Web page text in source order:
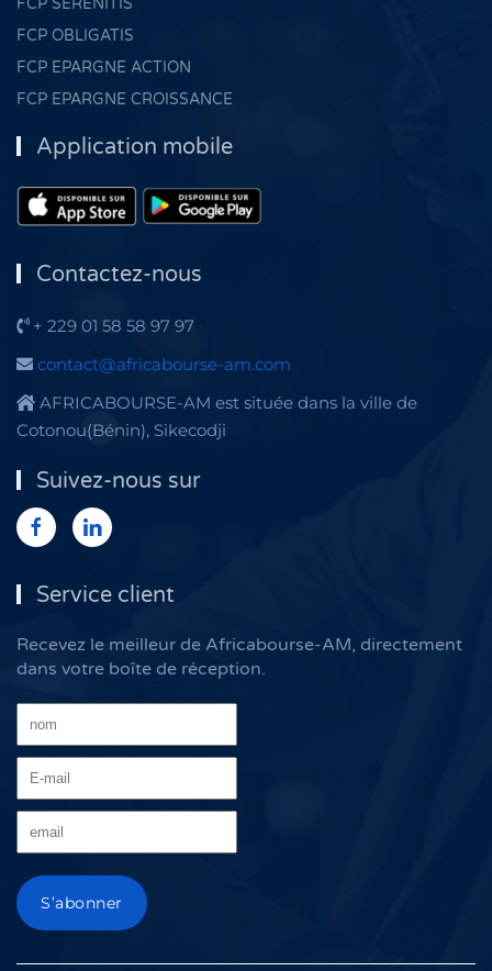
FCP OBLIGATIS
FCP EPARGNE ACTION
FCP EPARGNE CROISSANCE
Application mobile
Contactez-nous
+ 229 01 58 58 97 97
contact@africabourse-am.com
AFRICABOURSE-AM est située dans la ville de
Cotonou(Bénin), Sikecodji
Suivez-nous sur
Service client
Recevez le meilleur de Africabourse-AM, directement
dans votre boîte de réception.